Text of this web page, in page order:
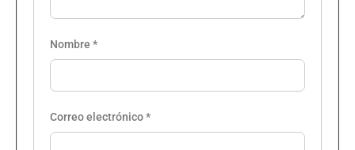
Nombre *
Correo electrónico*